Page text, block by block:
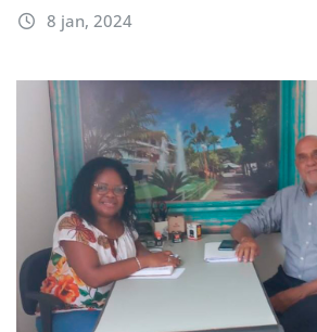
8 jan, 2024